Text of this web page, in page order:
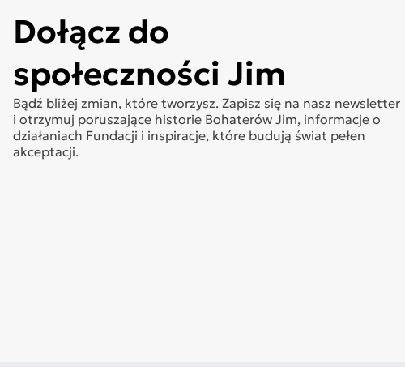
Dołącz do
społeczności Jim
Bądź bliżej zmian, które tworzysz. Zapisz się na nasz newsletter
i otrzymuj poruszające historie Bohaterów Jim, informacje o
działaniach Fundacji i inspiracje, które budują świat pełen
akceptacji.